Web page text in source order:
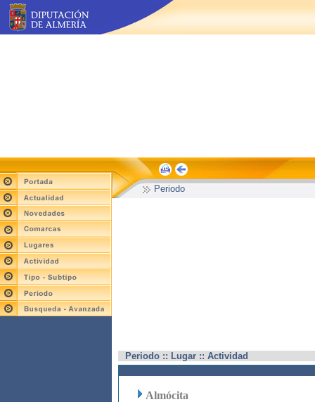
Periodo
Periodo :: Lugar :: Actividad
Almócita